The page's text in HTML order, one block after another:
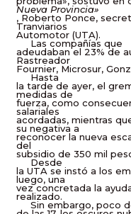
Nueva Provincia»
, Roberto Ponce,
Tranviarios
Automotor (UTA).
Las compañías que
adeudaban el 23% de
Rastreador
Fournier, Microsur,
Hasta
la tarde de ayer, el
medidas de
fuerza, como
salariales
acordadas, mientras
su negativa a
reconocer la nueva
del
subsidio de 350 mil
Desde
la UTA se instó a los
luego, una
vez concretada la
realizado.
Sin embargo, poco